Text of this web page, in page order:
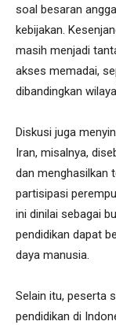
soal besaran
kebijakan.
masih menjadi
akses memadai,
dibandingkan
Diskusi juga
Iran, misalnya,
dan menghasilkan
partisipasi
ini dinilai sebagai
pendidikan dapat
daya manusia.
Selain itu, peserta
pendidikan di